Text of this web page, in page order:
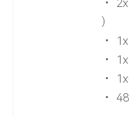
）
•
•
•
•